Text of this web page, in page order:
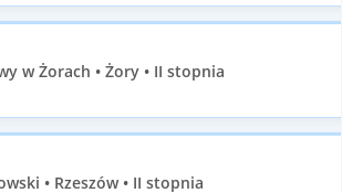
w Żorach • Żory • II stopnia
• Rzeszów • II stopnia